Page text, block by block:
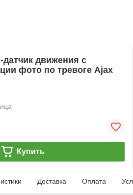
движения с
фото по тревоге Ajax
Купить
Доставка Оплата